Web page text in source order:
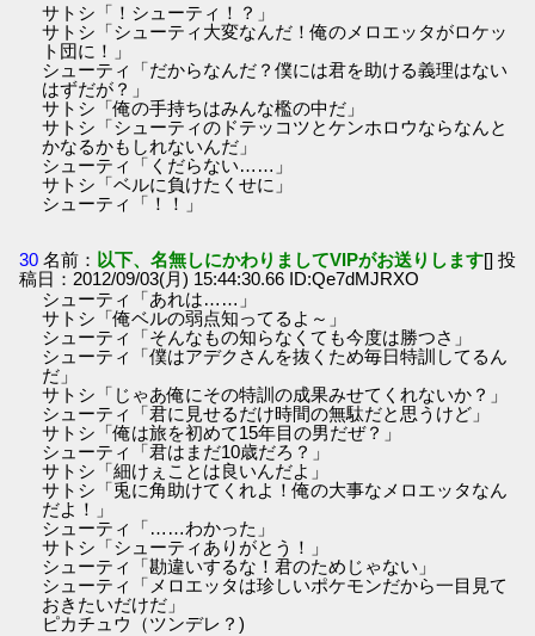
サトシ「！シューティ！？」
サトシ「シューティ大変なんだ！俺のメロエッタがロケッ
ト団に！」
シューティ「だからなんだ？僕には君を助ける義理はない
はずだが？」
サトシ「俺の手持ちはみんな檻の中だ」
サトシ「シューティのドテッコツとケンホロウならなんと
かなるかもしれないんだ」
シューティ「くだらない……」
サトシ「ベルに負けたくせに」
シューティ「！！」
30 名前： 以下、名無しにかわりましてVIPがお送りします[] 投
稿日：2012/09/03(月) 15:44:30.66 ID:Qe7dMJRXO
シューティ「あれは……」
サトシ「俺ベルの弱点知ってるよ～」
シューティ「そんなもの知らなくても今度は勝つさ」
シューティ「僕はアデクさんを抜くため毎日特訓してるん
だ」
サトシ「じゃあ俺にその特訓の成果みせてくれないか？」
シューティ「君に見せるだけ時間の無駄だと思うけど」
サトシ「俺は旅を初めて15年目の男だぜ？」
シューティ「君はまだ10歳だろ？」
サトシ「細けぇことは良いんだよ」
サトシ「兎に角助けてくれよ！俺の大事なメロエッタなん
だよ！」
シューティ「……わかった」
サトシ「シューティありがとう！」
シューティ「勘違いするな！君のためじゃない」
シューティ「メロエッタは珍しいポケモンだから一目見て
おきたいだけだ」
ピカチュウ（ツンデレ？)